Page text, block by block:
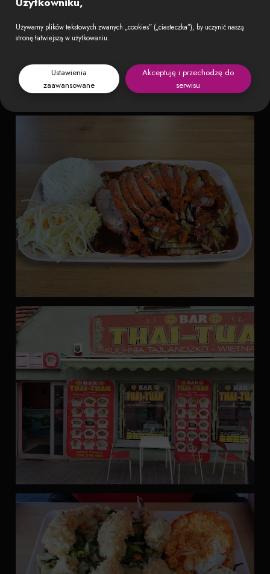
Używamy plików tekstowych zwanych „cookies” („ciasteczka”), by uczynić naszą
stronę łatwiejszą w użytkowaniu.
Ustawienia
zaawansowane
Akceptuję i przechodzę do
serwisu